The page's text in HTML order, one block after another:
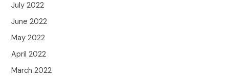
July 2022
June 2022
May 2022
April 2022
March 2022